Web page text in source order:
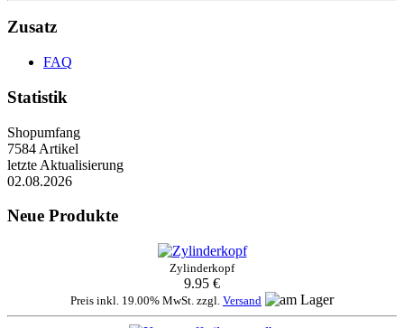
Zusatz
FAQ
Statistik
Shopumfang
7584 Artikel
letzte Aktualisierung
02.08.2026
Neue Produkte
Zylinderkopf
9.95 €
Preis inkl. 19.00% MwSt. zzgl. Versand